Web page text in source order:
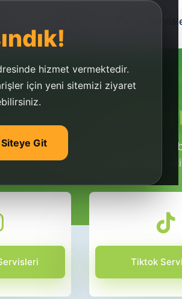
hizmet vermektedir.
için yeni sitemizi ziyaret
Git
TikTok
&
takipçi hilesi 2024, ücretsiz tik tok
hilesi ücretsiz 2024, tik tok
Tiktok